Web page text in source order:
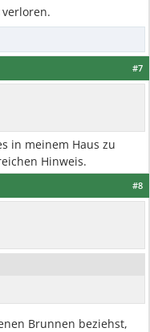
#7
in meinem Haus zu
Hinweis.
#8
Brunnen beziehst,